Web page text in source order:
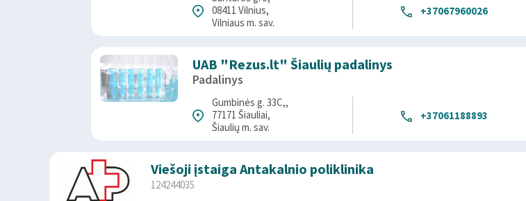
08411 Vilnius,
Vilniaus m. sav.
+37067960026
UAB "Rezus.lt" Šiaulių padalinys
Padalinys
Gumbinės g. 33C,,
77171 Šiauliai,
Šiaulių m. sav.
+37061188893
Viešoji įstaiga Antakalnio poliklinika
124244035